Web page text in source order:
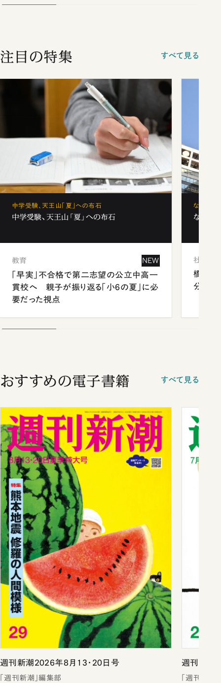
注目の特集 すべて見る
中学受験、天王山「夏」への布石
中学受験、天王山「夏」への布石
教育 NEW
「早実」不合格で第二志望の公立中高一
貫校へ 親子が振り返る「小6の夏」に必
要だった視点
なぜ「フ
なぜ「
社会
橋本愛
分 佐
おすすめの電子書籍 すべて見る
週刊新潮2026年8月13・20日号
「週刊新潮」編集部
週刊新潮
「週刊新潮